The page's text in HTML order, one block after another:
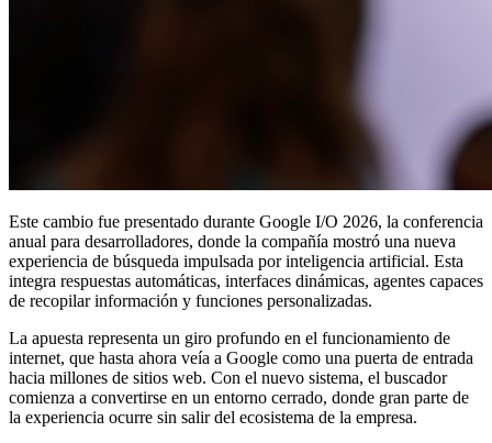
Este cambio fue presentado durante Google I/O 2026, la conferencia
anual para desarrolladores, donde la compañía mostró una nueva
experiencia de búsqueda impulsada por inteligencia artificial. Esta
integra respuestas automáticas, interfaces dinámicas, agentes capaces
de recopilar información y funciones personalizadas.
La apuesta representa un giro profundo en el funcionamiento de
internet, que hasta ahora veía a Google como una puerta de entrada
hacia millones de sitios web. Con el nuevo sistema, el buscador
comienza a convertirse en un entorno cerrado, donde gran parte de
la experiencia ocurre sin salir del ecosistema de la empresa.